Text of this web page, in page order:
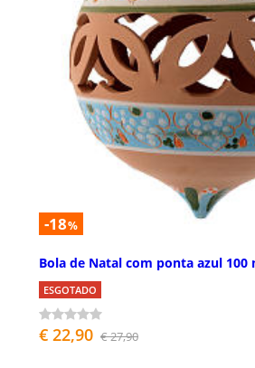
-18%
Bola de Natal com ponta azul
ESGOTADO
€ 22,90 € 27,90